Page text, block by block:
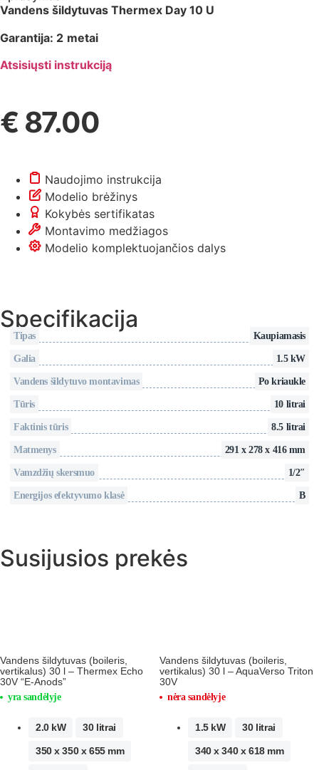
Vandens šildytuvas Thermex Day 10 U
Garantija: 2 metai
Atsisiųsti instrukciją
€ 87.00
Naudojimo instrukcija
Modelio brėžinys
Kokybės sertifikatas
Montavimo medžiagos
Modelio komplektuojančios dalys
Specifikacija
Tipas Kaupiamasis
Galia 1.5 kW
Vandens šildytuvo montavimas Po kriaukle
Tūris 10 litrai
Faktinis tūris 8.5 litrai
Matmenys 291 x 278 x 416 mm
Vamzdžių skersmuo 1/2″
Energijos efektyvumo klasė В
Susijusios prekės
Vandens šildytuvas (boileris,
vertikalus) 30 l – Thermex Echo
30V “E-Anods”
yra sandėlyje
2.0 kW 30 litrai
350 x 350 x 655 mm
Vandens šildytuvas (boileris,
vertikalus) 30 l – AquaVerso Triton
30V
nėra sandėlyje
1.5 kW 30 litrai
340 x 340 x 618 mm